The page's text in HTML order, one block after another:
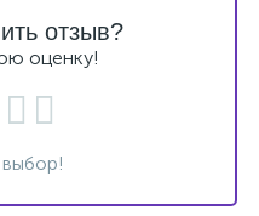
отзыв?
оценку!